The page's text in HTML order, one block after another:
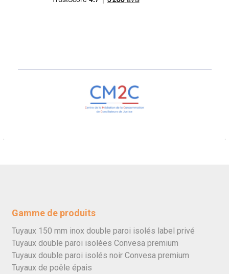
Gamme de produits
Tuyaux 150 mm inox double paroi isolés label privé
Tuyaux double paroi isolées Convesa premium
Tuyaux double paroi isolés noir Convesa premium
Tuyaux de poêle épais